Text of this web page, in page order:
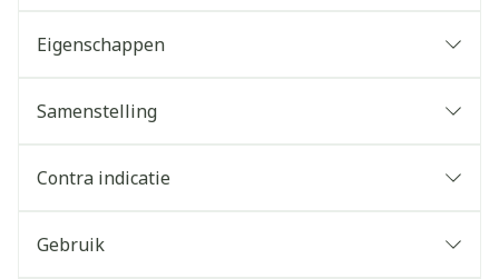
Eigenschappen
Samenstelling
Contra indicatie
Gebruik